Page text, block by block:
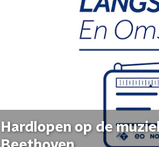
Hardlopen op de